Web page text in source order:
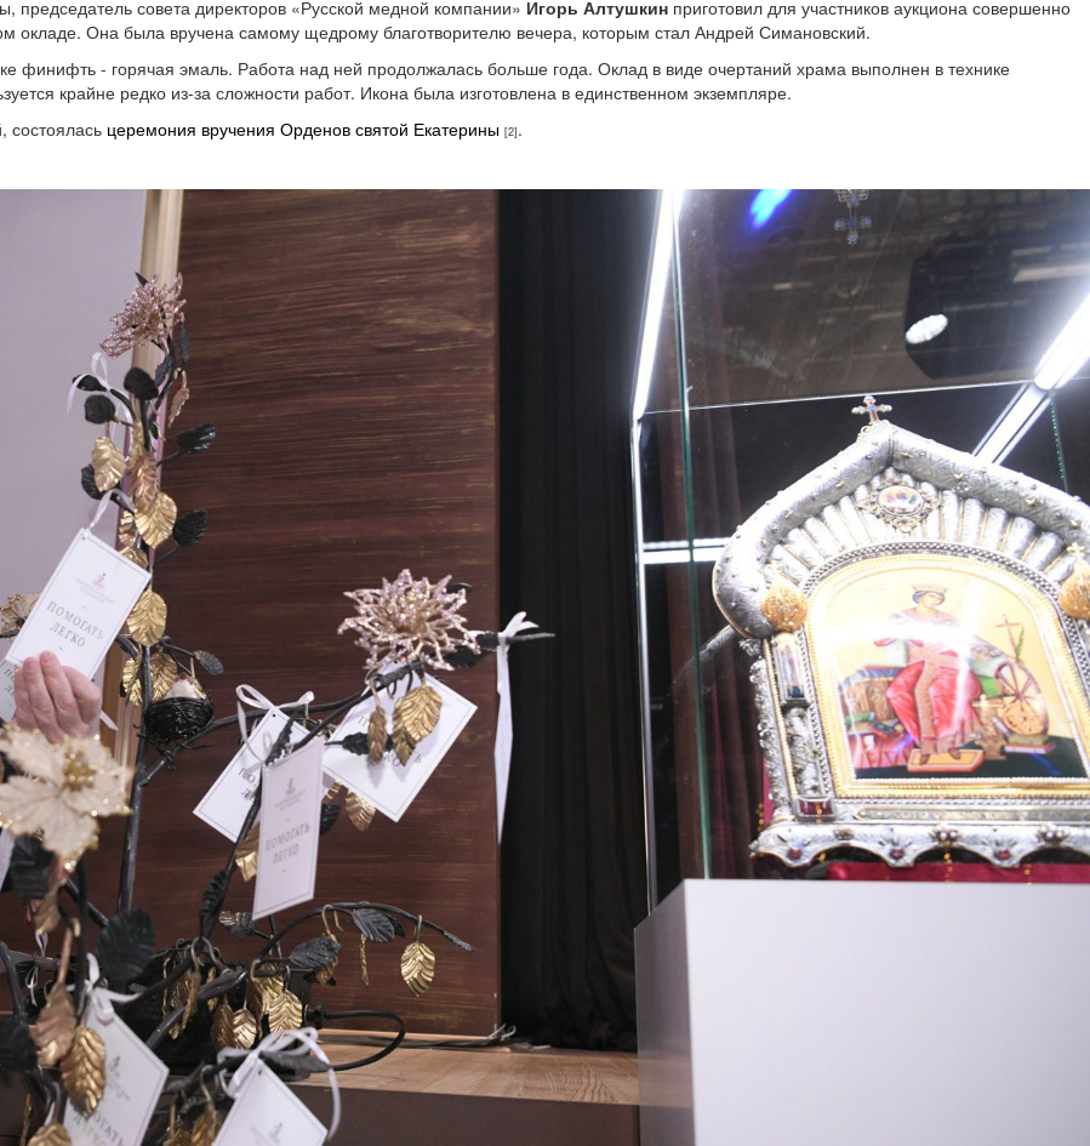
председатель совета директоров «Русской медной компании» Игорь Алтушкин приготовил для участников аукциона совершенно
окладе. Она была вручена самому щедрому благотворителю вечера, которым стал Андрей Симановский.
финифть - горячая эмаль. Работа над ней продолжалась больше года. Оклад в виде очертаний храма выполнен в технике
крайне редко из-за сложности работ. Икона была изготовлена в единственном экземпляре.
состоялась церемония вручения Орденов святой Екатерины [2].